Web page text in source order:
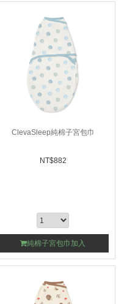
ClevaSleep純棉子宮包巾
NT$882
純棉子宮包巾加入